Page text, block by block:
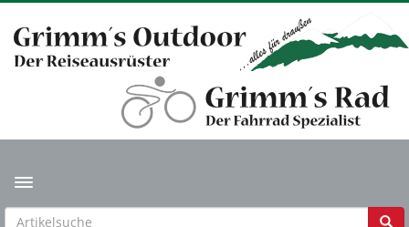
Toggle navigation